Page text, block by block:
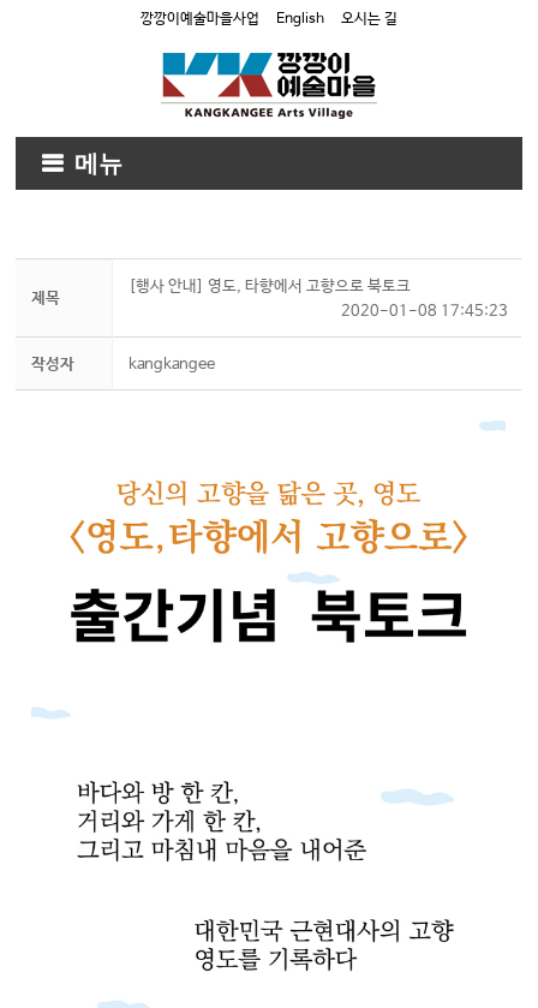
깡깡이예술마을사업 English 오시는 길
메뉴
제목
[행사 안내] 영도, 타향에서 고향으로 북토크
2020-01-08 17:45:23
작성자 kangkangee